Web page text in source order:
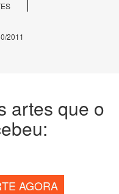
2011
artes que o
AGORA